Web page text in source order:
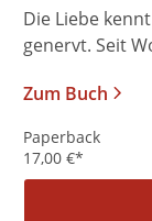
Die Liebe
genervt. Seit
Zum Buch
Paperback
17,00 €*